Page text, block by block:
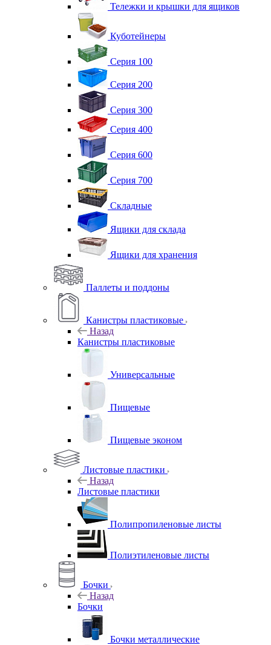
Тележки и крышки для ящиков
Куботейнеры
Серия 100
Серия 200
Серия 300
Серия 400
Серия 600
Серия 700
Складные
Ящики для склада
Ящики для хранения
Паллеты и поддоны
Канистры пластиковые
Назад
Канистры пластиковые
Универсальные
Пищевые
Пищевые эконом
Листовые пластики
Назад
Листовые пластики
Полипропиленовые листы
Полиэтиленовые листы
Бочки
Назад
Бочки
Бочки металлические